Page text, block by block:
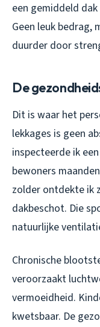
een gemiddeld
Geen leuk bedrag,
duurder door
De
Dit is waar het
lekkages is geen
inspecteerde ik
bewoners
zolder ontdekte ik
dakbeschot. Die
natuurlijke
Chronische
veroorzaakt
vermoeidheid.
kwetsbaar. De